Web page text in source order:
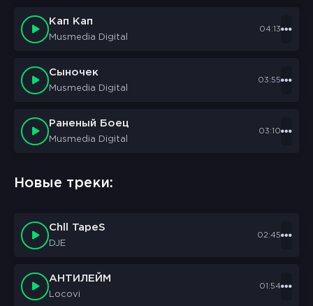
Кап Кап
Musmedia Digital
04:13
Сыночек
Musmedia Digital
03:55
Раненый Боец
Musmedia Digital
03:10
Новые треки:
Chll TapeS
DJE
02:45
АНТИЛЕЙМ
Locovi
01:54